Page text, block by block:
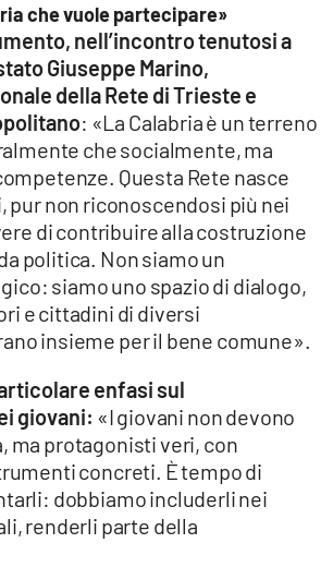
che vuole partecipare»
nell’incontro tenutosi a
Giuseppe Marino,
della Rete di Trieste e
: «La Calabria è un terreno
che socialmente, ma
Questa Rete nasce
pur non riconoscendosi più nei
di contribuire alla costruzione
politica. Non siamo un
siamo uno spazio di dialogo,
e cittadini di diversi
insieme per il bene comune».
enfasi sul
giovani: «I giovani non devono
ma protagonisti veri, con
concreti. È tempo di
dobbiamo includerli nei
renderli parte della